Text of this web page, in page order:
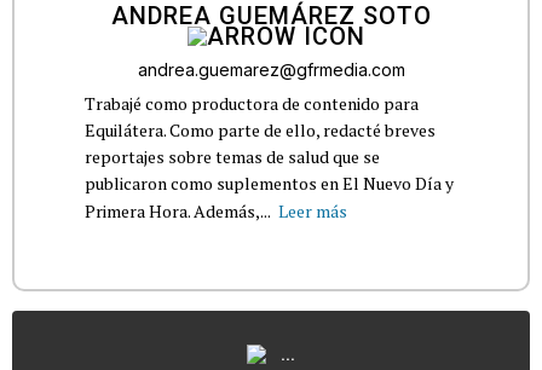
ANDREA GUEMÁREZ SOTO
andrea.guemarez@gfrmedia.com
Trabajé como productora de contenido para
Equilátera. Como parte de ello, redacté breves
reportajes sobre temas de salud que se
publicaron como suplementos en El Nuevo Día y
Primera Hora. Además,... Leer más
...